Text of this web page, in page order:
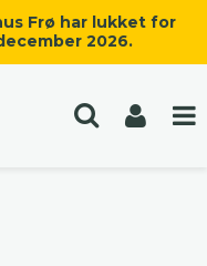
Frø har lukket for
2026.